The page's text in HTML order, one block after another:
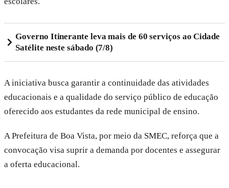
Governo Itinerante leva mais de 60 serviços ao Cidade
Satélite neste sábado (7/8)
A iniciativa busca garantir a continuidade das atividades
educacionais e a qualidade do serviço público de educação
oferecido aos estudantes da rede municipal de ensino.
A Prefeitura de Boa Vista, por meio da SMEC, reforça que a
convocação visa suprir a demanda por docentes e assegurar
a oferta educacional.